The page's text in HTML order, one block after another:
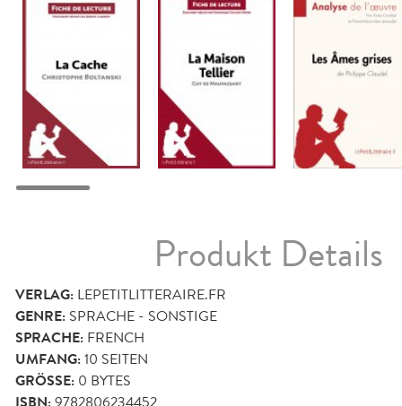
Produkt Details
VERLAG: LEPETITLITTERAIRE.FR
GENRE: SPRACHE - SONSTIGE
SPRACHE: FRENCH
UMFANG:10 SEITEN
GRÖSSE: 0 BYTES
9782806234452